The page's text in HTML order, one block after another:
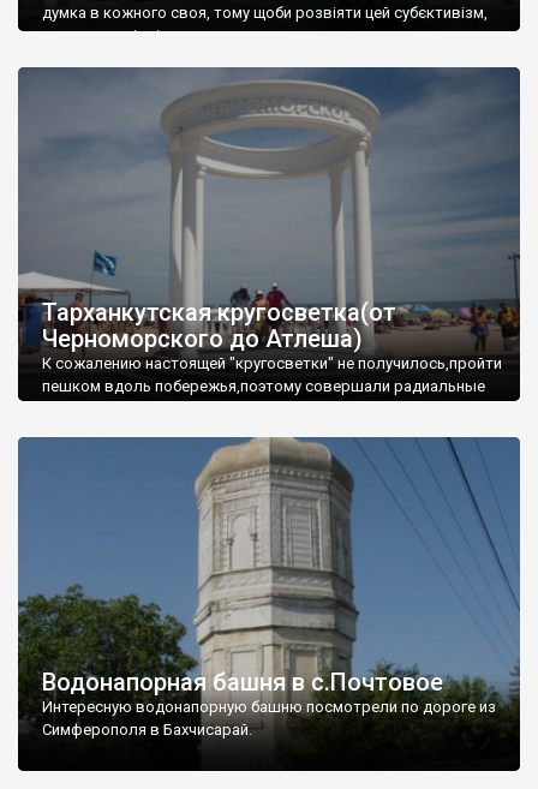
думка в кожного своя, тому щоби розвіяти цей субєктивізм,
запрошую відвідати це
Тарханкутская кругосветка(от
Черноморского до Атлеша)
К сожалению настоящей "кругосветки" не получилось,пройти
пешком вдоль побережья,поэтому совершали радиальные
Водонапорная башня в с.Почтовое
Интересную водонапорную башню посмотрели по дороге из
Симферополя в Бахчисарай.